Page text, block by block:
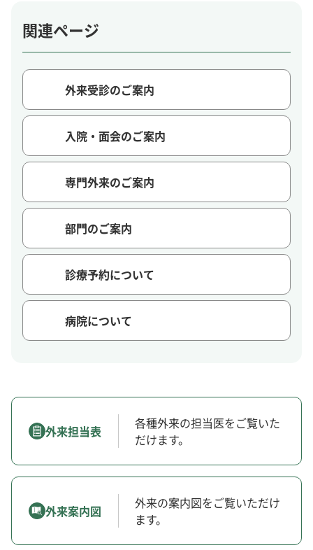
関連ページ
外来受診のご案内
入院・面会のご案内
専門外来のご案内
部門のご案内
診療予約について
病院について
外来担当表
各種外来の担当医をご覧いた
だけます。
外来案内図
外来の案内図をご覧いただけ
ます。